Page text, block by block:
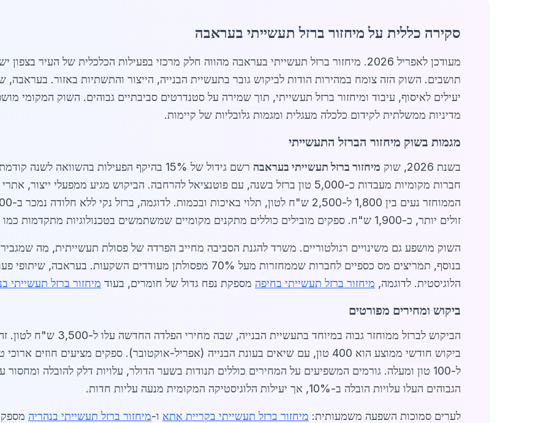
סקירה כללית על מיחזור ברזל תעשייתי בעראבה
תושבים. השוק הזה צומח במהירות הודות לביקוש גובר בתעשיית הבנייה, הייצור והתשתיות באזור. בעראבה,
יעילים לאיסוף, עיבוד ומיחזור ברזל תעשייתי, תוך שמירה על סטנדרטים סביבתיים גבוהים. השוק המקומי
מדיניות ממשלתית לקידום כלכלה מעגלית ומגמות גלובליות של קיימות.
מגמות בשוק מיחזור הברזל התעשייתי
בשנת 2026, שוק מיחזור ברזל תעשייתי בעראבה
רשם גידול של 15% בהיקף הפעילות בהשוואה
חברות מקומיות מעבדות כ-5,000 טון ברזל בשנה, עם פוטנציאל להרחבה. הביקוש מגיע ממפעלי
זולים יותר, כ-1,900 ש"ח. ספקים מובילים כוללים מתקנים מקומיים שמשתמשים בטכנולוגיות מתקדמות כמו מגנטים חזקים ומכונות כיפוף אוטומטיות.
השוק מושפע גם משינויים רגולטוריים. משרד להגנת הסביבה מחייב הפרדה של פסולת תעשייתית, מה
בנוסף, תמריצים מס כספיים לחברות שממחזרות מעל 70% מפסולתן מעודדים
הלוגיסטית. לדוגמה, מיחזור ברזל תעשייתי בחיפה מספקת נפח גדול של חומרים, בעוד מיחזור ברזל תעשייתי
ביקוש ומחירים מפורטים
הביקוש לברזל ממוחזר גבוה
הגבוהים העלו עלויות הובלה ב-10%, אך יעילות הלוגיסטיקה המקומית מנעה עליות חדות.
לערים סמוכות השפעה משמעותית: מיחזור ברזל תעשייתי בקריית אתא ו-מיחזור ברזל תעשייתי בנהריה